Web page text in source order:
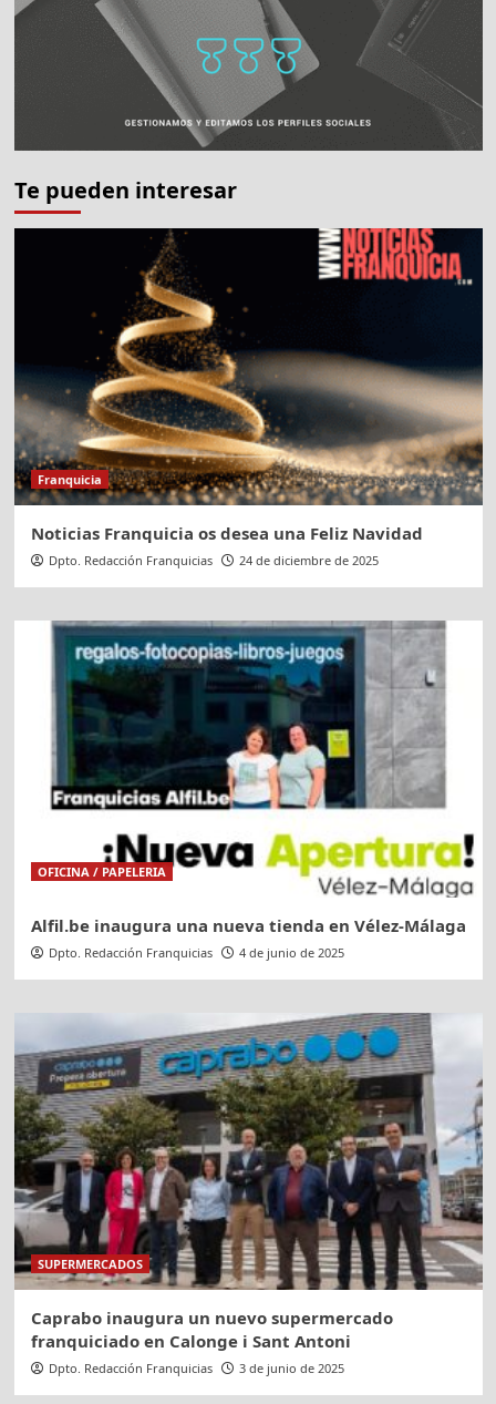
Te pueden interesar
Franquicia
Noticias Franquicia os desea una Feliz Navidad
Dpto. Redacción Franquicias 24 de diciembre de 2025
OFICINA / PAPELERIA
Alfil.be inaugura una nueva tienda en Vélez-Málaga
Dpto. Redacción Franquicias 4 de junio de 2025
SUPERMERCADOS
Caprabo inaugura un nuevo supermercado
franquiciado en Calonge i Sant Antoni
Dpto. Redacción Franquicias 3 de junio de 2025